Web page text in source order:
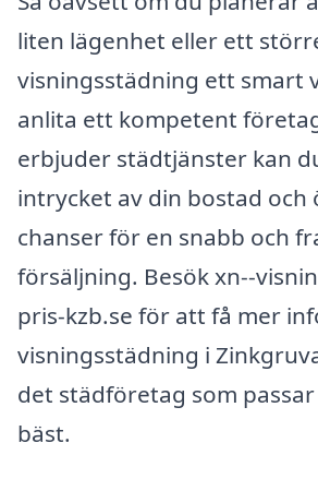
liten lägenhet eller ett
visningsstädning ett smart
anlita ett kompetent
erbjuder städtjänster kan
intrycket av din bostad och
chanser för en snabb och
försäljning. Besök xn--
pris-kzb.se för att få mer
visningsstädning i
det städföretag som
bäst.